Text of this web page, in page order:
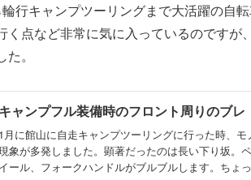
行キャンプツーリングまで大活躍の自
く点など非常に気に入っているのですが
。
キャンプフル装備時のフロント周りのブレ
1月に館山に自走キャンプツーリングに行った時、
象が多発しました。顕著だったのは長い下り坂。
イール、フォークハンドルがブルブルします。ちょ